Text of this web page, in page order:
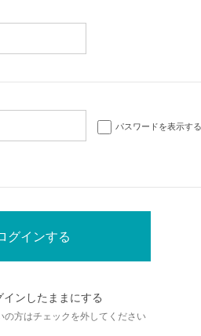
パスワードを表示する
インしたままにする
の方はチェックを外してください